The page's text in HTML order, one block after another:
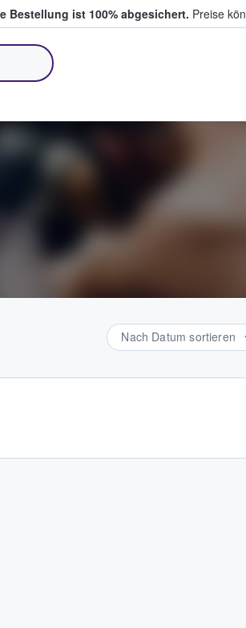
Bestellung ist 100% abgesichert. Preise
Nach Datum sortieren